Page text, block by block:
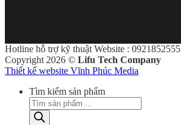
Hotline hỗ trợ kỹ thuật Website : 0921852555
Copyright 2026 © Lifu Tech Company
Thiết kế website Vĩnh Phúc Media
Tìm kiếm sản phẩm